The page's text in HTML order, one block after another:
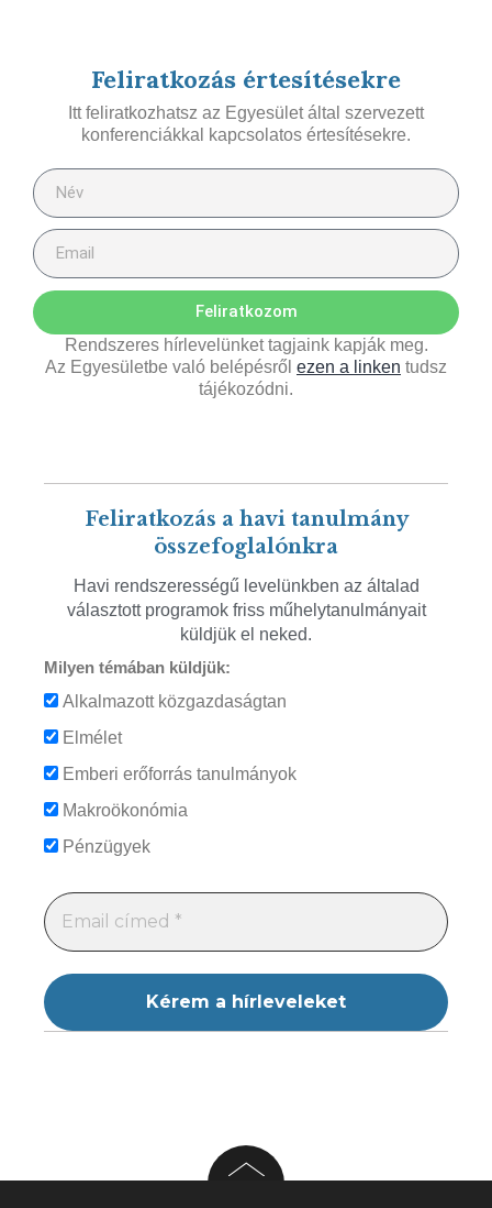
Feliratkozás értesítésekre
Itt feliratkozhatsz az Egyesület által szervezett
konferenciákkal kapcsolatos értesítésekre.
Feliratkozom
Rendszeres hírlevelünket tagjaink kapják meg.
Az Egyesületbe való belépésről ezen a linken tudsz
tájékozódni.
Feliratkozás a havi tanulmány
összefoglalónkra
Havi rendszerességű levelünkben az általad
választott programok friss műhelytanulmányait
küldjük el neked.
Milyen témában küldjük:
Alkalmazott közgazdaságtan
Elmélet
Emberi erőforrás tanulmányok
Makroökonómia
Pénzügyek